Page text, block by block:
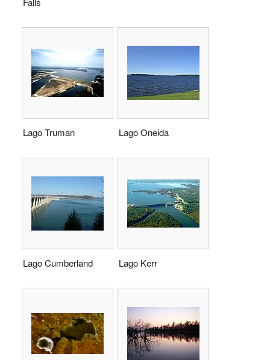
Lago Truman Lago Oneida
Lago Cumberland Lago Kerr